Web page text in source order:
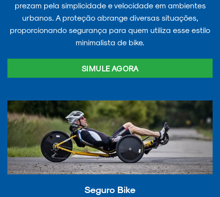
prezam pela simplicidade e velocidade em ambientes
urbanos. A proteção abrange diversas situações,
proporcionando segurança para quem utiliza esse estilo
minimalista de bike.
SIMULE AGORA
Seguro Bike